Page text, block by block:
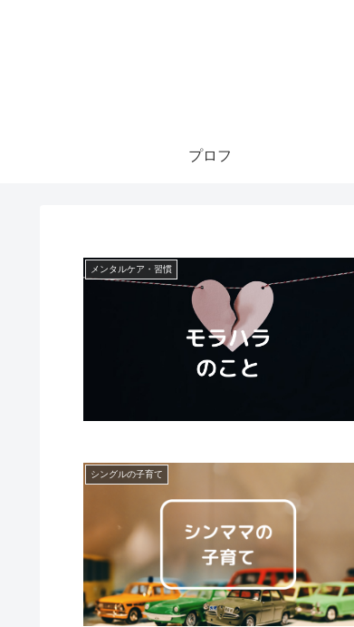
プロフ
メンタルケア・習慣
シングルの子育て